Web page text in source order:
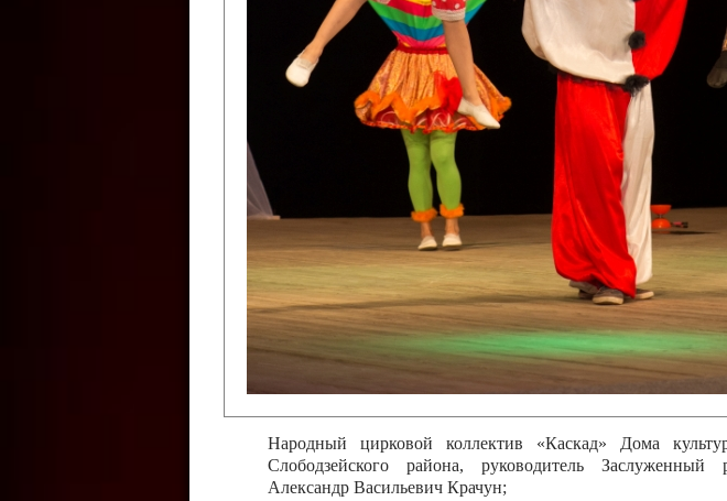
Олег Степанович Райлян;
Народный цирковой коллектив «Энтузиасты» Дома
Григориопольского района, руководитель Отличный
Приднестровской Молдавской Республики Пётр Петрович
Народный цирковой коллектив «Сперанца» Дома
Слободзейского района, руководитель Отличный
Приднестровской Молдавской Республики
Казавчинская;
Образцовый эстрадно-цирковой коллектив «Алегро» Дома
творчества с. Чобручи, Слободзейского района,
Владимирович;
Образцовый цирковой коллектив «Радуга» Городской
Тирасполь, руководитель Отличный работник
Молдавской Республики Николай Юрьевич Елистратов;
Народный цирковой коллектив «Каскад» Дома
Слободзейского района, руководитель Заслуженный
Александр Васильевич Крачун;